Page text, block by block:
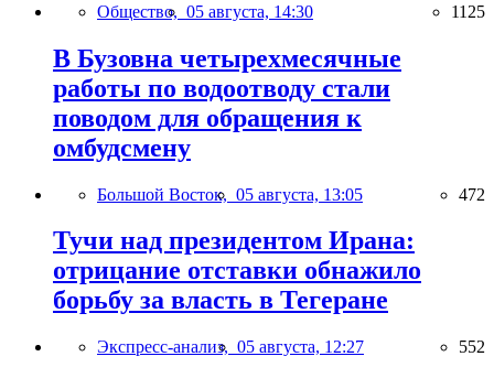
Общество, 05 августа, 14:30 1125
В Бузовна четырехмесячные
работы по водоотводу стали
поводом для обращения к
омбудсмену
Большой Восток, 05 августа, 13:05 472
Тучи над президентом Ирана:
отрицание отставки обнажило
борьбу за власть в Тегеране
Экспресс-анализ, 05 августа, 12:27 552